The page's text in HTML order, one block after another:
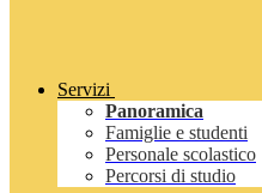
Servizi
Panoramica
Famiglie e studenti
Personale scolastico
Percorsi di studio